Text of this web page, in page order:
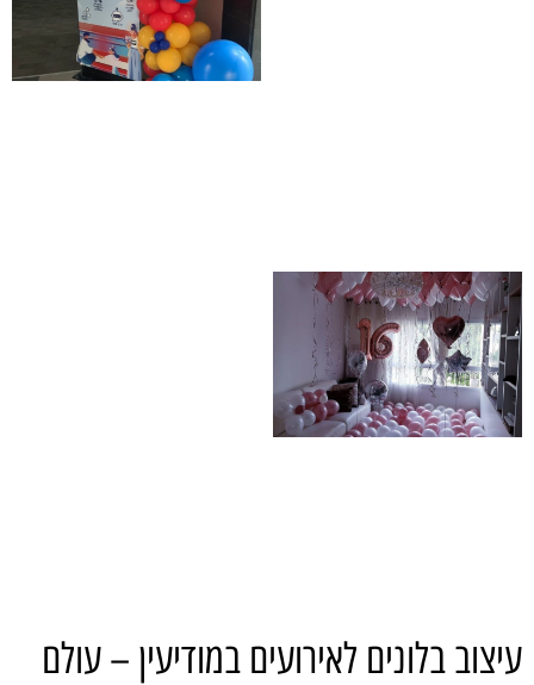
עיצוב בלונים לאירועים במודיעין – עולם